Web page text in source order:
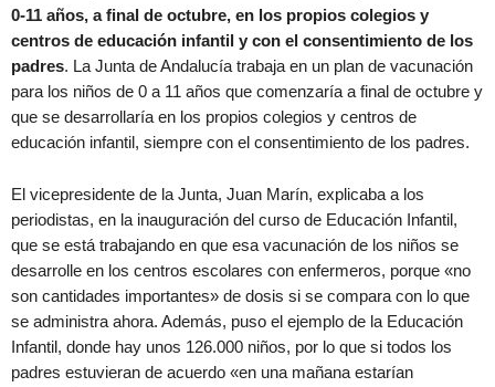
0-11 años, a final de octubre, en los propios colegios y
centros de educación infantil y con el consentimiento de los
padres. La Junta de Andalucía trabaja en un plan de vacunación
para los niños de 0 a 11 años que comenzaría a final de octubre y
que se desarrollaría en los propios colegios y centros de
educación infantil, siempre con el consentimiento de los padres.
El vicepresidente de la Junta, Juan Marín, explicaba a los
periodistas, en la inauguración del curso de Educación Infantil,
que se está trabajando en que esa vacunación de los niños se
desarrolle en los centros escolares con enfermeros, porque «no
son cantidades importantes» de dosis si se compara con lo que
se administra ahora. Además, puso el ejemplo de la Educación
Infantil, donde hay unos 126.000 niños, por lo que si todos los
padres estuvieran de acuerdo «en una mañana estarían